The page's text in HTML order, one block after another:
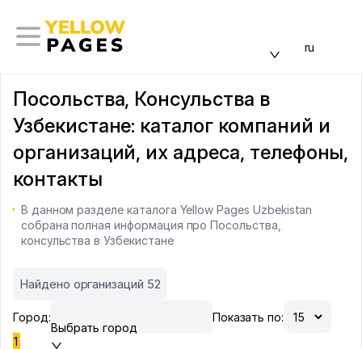
ru
Посольства, Консульства в
Узбекистане: каталог компаний и
организаций, их адреса, телефоны,
контакты
В данном разделе каталога Yellow Pages Uzbekistan
собрана полная информация про Посольства,
консульства в Узбекистане
Найдено организаций 52
Город:
Выбрать город
Показать по:
1